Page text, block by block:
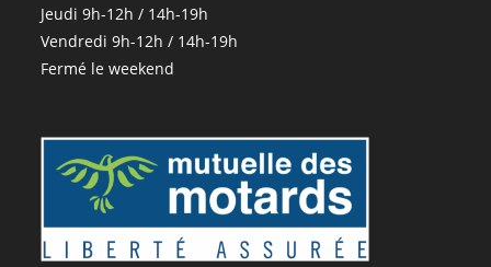
Jeudi 9h-12h / 14h-19h
Vendredi 9h-12h / 14h-19h
Fermé le weekend